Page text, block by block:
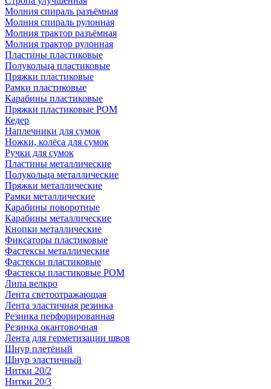
Молния спираль разъёмная
Молния спираль рулонная
Молния трактор разъёмная
Молния трактор рулонная
Пластины пластиковые
Полукольца пластиковые
Пряжки пластиковые
Рамки пластиковые
Карабины пластиковые
Пряжки пластиковые РОМ
Кедер
Наплечники для сумок
Ножки, колёса для сумок
Ручки для сумок
Пластины металлические
Полукольца металлические
Пряжки металлические
Рамки металлические
Карабины поворотные
Карабины металлические
Кнопки металлические
Фиксаторы пластиковые
Фастексы металлические
Фастексы пластиковые
Фастексы пластиковые POM
Липа велкро
Лента светоотражающая
Лента эластичная резинка
Резинка перфорированная
Резинка окантовочная
Лента для герметизации швов
Шнур плетёный
Шнур эластичный
Нитки 20/2
Нитки 20/3